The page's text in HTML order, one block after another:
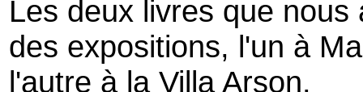
Les deux livres que
des expositions, l'un à
l'autre à la Villa Arson.